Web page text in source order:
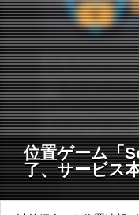
位置ゲーム「
了、サービス